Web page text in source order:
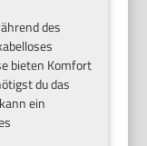
des
bieten Komfort
du das
ein